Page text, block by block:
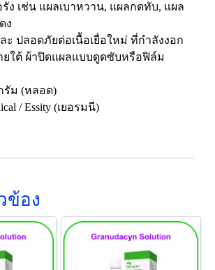
ง เช่น แผลเบาหวาน, แผลกดทับ, แผล
ง
ะ ปลอดภัยต่อเนื้อเยื่อใหม่ ที่กำลังงอก
ยใต้ ผ้าปิดแผลแบบดูดซับหรือฟิล์ม
รัม (หลอด)
/ Essity (เยอรมนี)
ข้อง